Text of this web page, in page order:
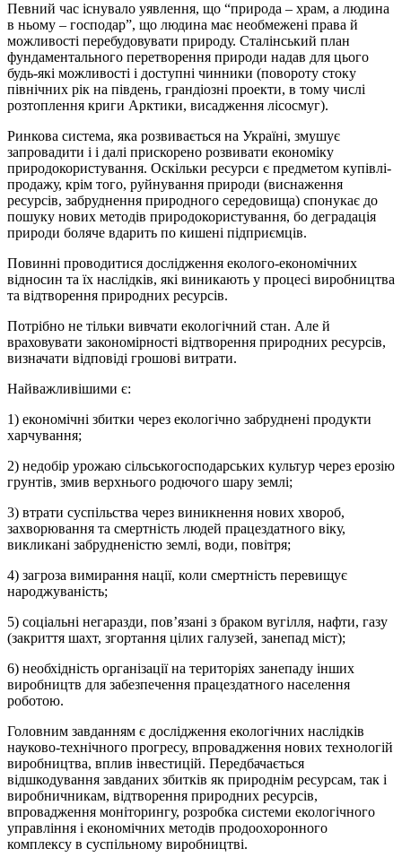
Певний час існувало уявлення, що “природа – храм, а людина
в ньому – господар”, що людина має необмежені права й
можливості перебудовувати природу. Сталінський план
фундаментального перетворення природи надав для цього
будь-які можливості і доступні чинники (повороту стоку
північних рік на південь, грандіозні проекти, в тому числі
розтоплення криги Арктики, висадження лісосмуг).
Ринкова система, яка розвивається на Україні, змушує
запровадити і і далі прискорено розвивати економіку
природокористування. Оскільки ресурси є предметом купівлі-
продажу, крім того, руйнування природи (виснаження
ресурсів, забруднення природного середовища) спонукає до
пошуку нових методів природокористування, бо деградація
природи боляче вдарить по кишені підприємців.
Повинні проводитися дослідження еколого-економічних
відносин та їх наслідків, які виникають у процесі виробництва
та відтворення природних ресурсів.
Потрібно не тільки вивчати екологічний стан. Але й
враховувати закономірності відтворення природних ресурсів,
визначати відповіді грошові витрати.
Найважливішими є:
1) економічні збитки через екологічно забруднені продукти
харчування;
2) недобір урожаю сільськогосподарських культур через ерозію
грунтів, змив верхнього родючого шару землі;
3) втрати суспільства через виникнення нових хвороб,
захворювання та смертність людей працездатного віку,
викликані забрудненістю землі, води, повітря;
4) загроза вимирання нації, коли смертність перевищує
народжуваність;
5) соціальні негаразди, пов’язані з браком вугілля, нафти, газу
(закриття шахт, згортання цілих галузей, занепад міст);
6) необхідність організації на територіях занепаду інших
виробництв для забезпечення працездатного населення
роботою.
Головним завданням є дослідження екологічних наслідків
науково-технічного прогресу, впровадження нових технологій
виробництва, вплив інвестицій. Передбачається
відшкодування завданих збитків як природнім ресурсам, так і
виробничникам, відтворення природних ресурсів,
впровадження моніторингу, розробка системи екологічного
управління і економічних методів продоохоронного
комплексу в суспільному виробництві.